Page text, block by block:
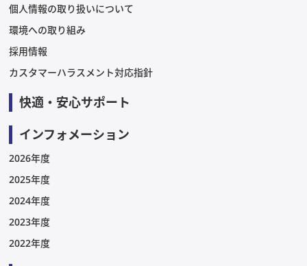
個人情報の取り扱いについて
環境への取り組み
採用情報
カスタマーハラスメント対応指針
快適・安心サポート
インフォメーション
2026年度
2025年度
2024年度
2023年度
2022年度